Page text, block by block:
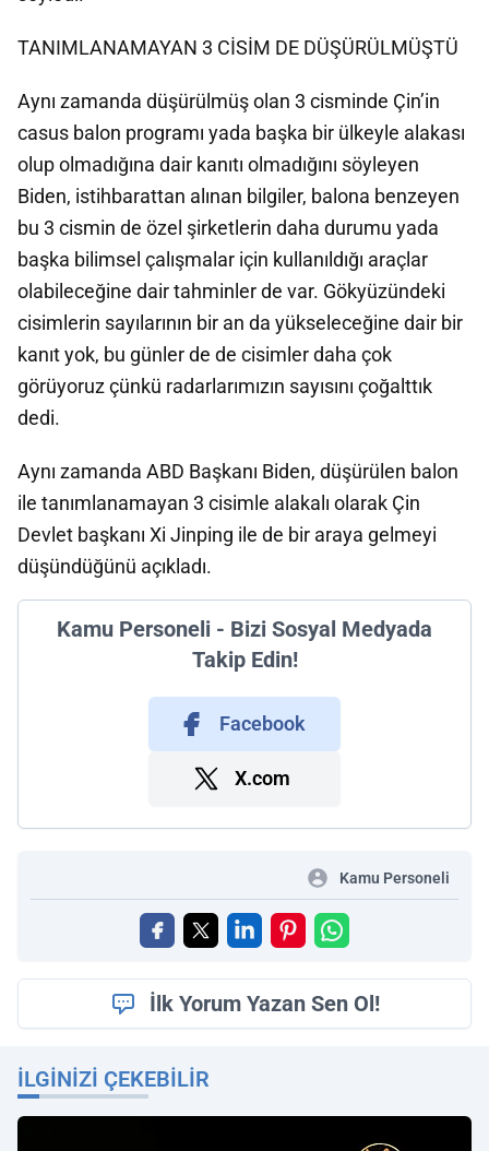
TANIMLANAMAYAN 3 CİSİM DE DÜŞÜRÜLMÜŞTÜ
Aynı zamanda düşürülmüş olan 3 cisminde Çin’in
casus balon programı yada başka bir ülkeyle alakası
olup olmadığına dair kanıtı olmadığını söyleyen
Biden, istihbarattan alınan bilgiler, balona benzeyen
bu 3 cismin de özel şirketlerin daha durumu yada
başka bilimsel çalışmalar için kullanıldığı araçlar
olabileceğine dair tahminler de var. Gökyüzündeki
cisimlerin sayılarının bir an da yükseleceğine dair bir
kanıt yok, bu günler de de cisimler daha çok
görüyoruz çünkü radarlarımızın sayısını çoğalttık
dedi.
Aynı zamanda ABD Başkanı Biden, düşürülen balon
ile tanımlanamayan 3 cisimle alakalı olarak Çin
Devlet başkanı Xi Jinping ile de bir araya gelmeyi
düşündüğünü açıkladı.
Kamu Personeli - Bizi Sosyal Medyada
Takip Edin!
Facebook
X.com
Kamu Personeli
İlk Yorum Yazan Sen Ol!
İLGINIZI ÇEKEBILIR